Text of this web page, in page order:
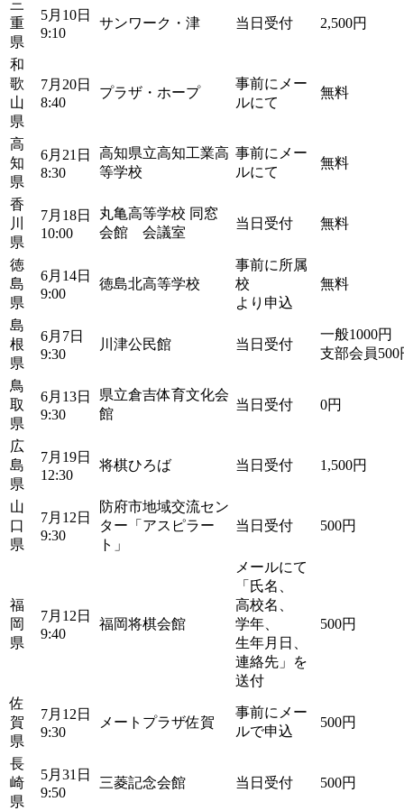
三
重
県
5月10日
9:10
サンワーク・津 当日受付 2,500円
和
歌
山
県
7月20日
8:40
プラザ・ホープ
事前にメー
ルにて
無料
高
知
県
6月21日
8:30
高知県立高知工業高
等学校
事前にメー
ルにて
無料
香
川
県
7月18日
10:00
丸亀高等学校 同窓
会館 会議室
当日受付 無料
徳
島
県
6月14日
9:00
徳島北高等学校
事前に所属
校
より申込
無料
島
根
県
6月7日
9:30
川津公民館 当日受付
一般1000円
支部会員500
鳥
取
県
6月13日
9:30
県立倉吉体育文化会
館
当日受付 0円
広
島
県
7月19日
12:30
将棋ひろば 当日受付 1,500円
山
口
県
7月12日
9:30
防府市地域交流セン
ター「アスピラー
ト」
当日受付 500円
福
岡
県
7月12日
9:40
福岡将棋会館
メールにて
「氏名、
高校名、
学年、
生年月日、
連絡先」を
送付
500円
佐
賀
県
7月12日
9:30
メートプラザ佐賀
事前にメー
ルで申込
500円
長
崎
県
5月31日
9:50
三菱記念会館 当日受付 500円